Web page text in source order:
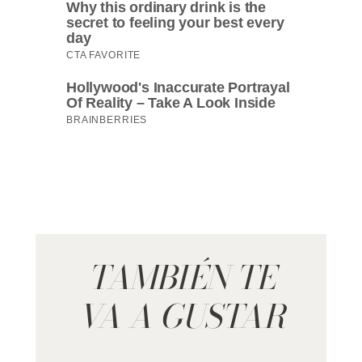
TAMBIÉN TE
VA A GUSTAR